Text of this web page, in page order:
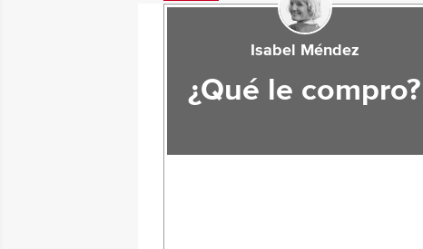
Isabel Méndez
¿Qué le compro?